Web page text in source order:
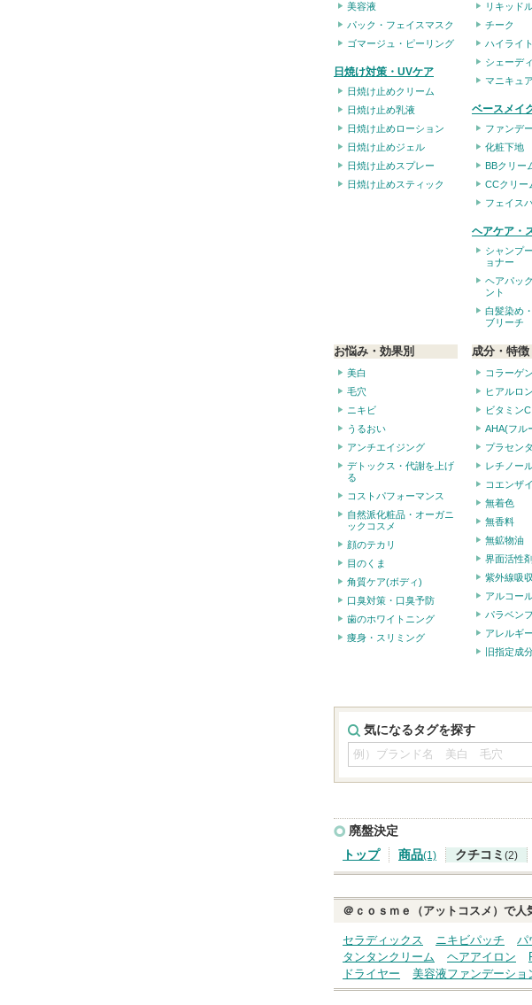
美容液
パック・フェイスマスク
ゴマージュ・ピーリング
日焼け対策・UVケア
日焼け止めクリーム
日焼け止め乳液
日焼け止めローション
日焼け止めジェル
日焼け止めスプレー
日焼け止めスティック
リキッド
チーク
ハイライト
シェーデ
マニキュア
ベースメイ
ファンデ
化粧下地
BBクリー
CCクリー
フェイス
ヘアケア・
シャンプ
ョナー
ヘアパッ
ント
白髪染め
ブリーチ
お悩み・効果別
美白
毛穴
ニキビ
うるおい
アンチエイジング
デトックス・代謝を上げ
る
コストパフォーマンス
自然派化粧品・オーガニ
ックコスメ
顔のテカリ
目のくま
角質ケア(ボディ)
口臭対策・口臭予防
歯のホワイトニング
痩身・スリミング
成分・特徴
コラーゲン
ヒアルロ
ビタミンC
AHA(フル
プラセンタ
レチノー
コエンザ
無着色
無香料
無鉱物油
界面活性
紫外線吸
アルコー
パラベン
アレルギ
旧指定成
気になるタグを探す
廃盤決定
トップ
商品(1) クチコミ (2)
＠ｃｏｓｍｅ（アットコスメ）で人
セラディックス ニキビパッチ パ
タンタンクリーム
ヘアアイロン
ドライヤー
美容液ファンデーショ